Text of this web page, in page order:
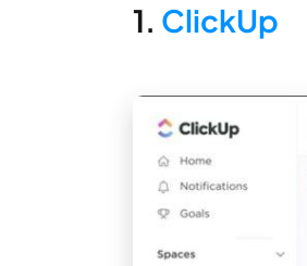
1. ClickUp